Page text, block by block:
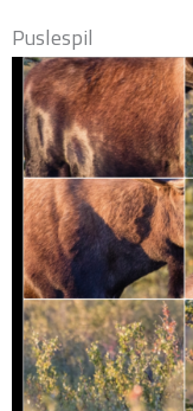
Puslespil